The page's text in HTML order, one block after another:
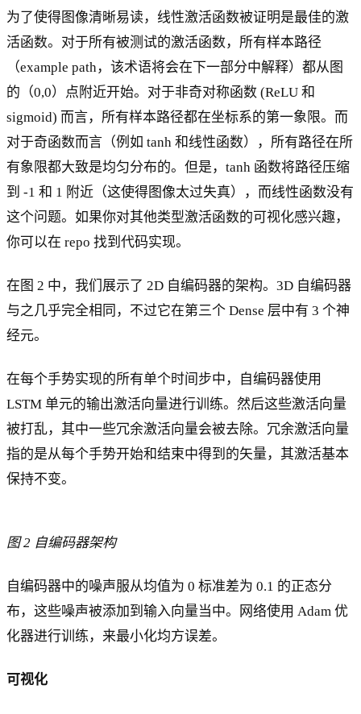
为了使得图像清晰易读，线性激活函数被证明是最佳的激
活函数。对于所有被测试的激活函数，所有样本路径
（example path，该术语将会在下一部分中解释）都从图
的（0,0）点附近开始。对于非奇对称函数 (ReLU 和
sigmoid) 而言，所有样本路径都在坐标系的第一象限。而
对于奇函数而言（例如 tanh 和线性函数），所有路径在所
有象限都大致是均匀分布的。但是，tanh 函数将路径压缩
到 -1 和 1 附近（这使得图像太过失真），而线性函数没有
这个问题。如果你对其他类型激活函数的可视化感兴趣，
你可以在 repo 找到代码实现。
在图 2 中，我们展示了 2D 自编码器的架构。3D 自编码器
与之几乎完全相同，不过它在第三个 Dense 层中有 3 个神
经元。
在每个手势实现的所有单个时间步中，自编码器使用
LSTM 单元的输出激活向量进行训练。然后这些激活向量
被打乱，其中一些冗余激活向量会被去除。冗余激活向量
指的是从每个手势开始和结束中得到的矢量，其激活基本
保持不变。
图 2 自编码器架构
自编码器中的噪声服从均值为 0 标准差为 0.1 的正态分
布，这些噪声被添加到输入向量当中。网络使用 Adam 优
化器进行训练，来最小化均方误差。
可视化